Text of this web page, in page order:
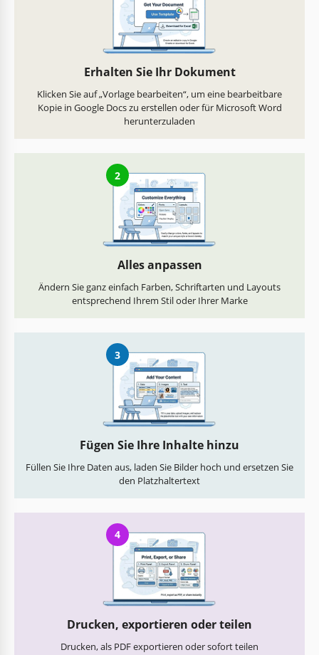
Erhalten Sie Ihr Dokument
Klicken Sie auf „Vorlage bearbeiten“, um eine bearbeitbare
Kopie in Google Docs zu erstellen oder für Microsoft Word
herunterzuladen
2
Alles anpassen
Ändern Sie ganz einfach Farben, Schriftarten und Layouts
entsprechend Ihrem Stil oder Ihrer Marke
3
Fügen Sie Ihre Inhalte hinzu
Füllen Sie Ihre Daten aus, laden Sie Bilder hoch und ersetzen Sie
den Platzhaltertext
4
Drucken, exportieren oder teilen
Drucken, als PDF exportieren oder sofort teilen